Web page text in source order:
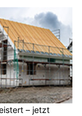
– jetzt